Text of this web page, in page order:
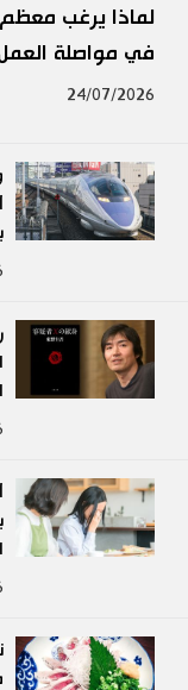
لماذا يرغب معظم
في مواصلة
24/07/2026